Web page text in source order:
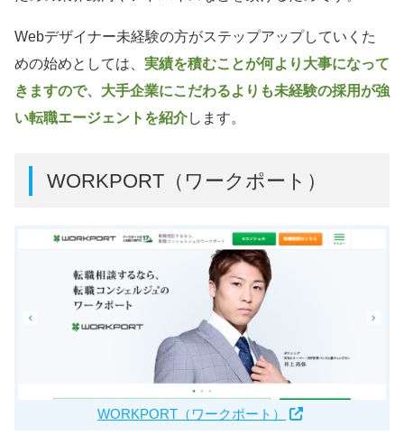
Webデザイナー未経験の方がステップアップしていくた
めの始めとしては、 実績を積むことが何より大事になって
きますので、大手企業にこだわるよりも未経験の採用が強
い転職エージェントを紹介します。
WORKPORT（ワークポート）
WORKPORT（ワークポート）